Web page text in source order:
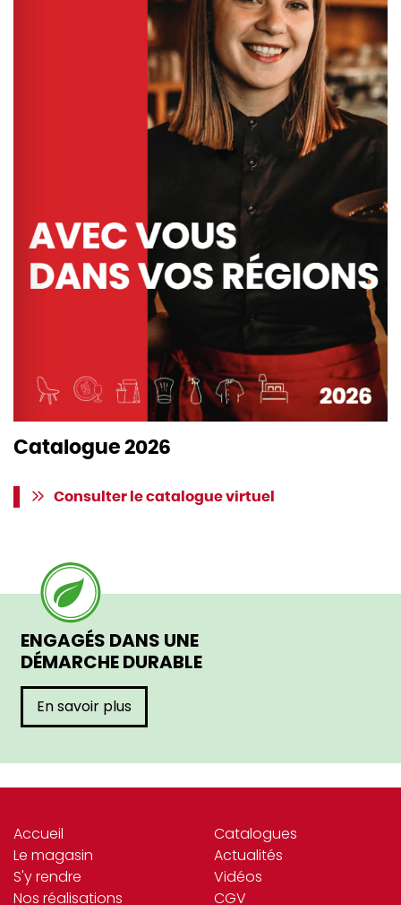
Catalogue 2026
Consulter le catalogue virtuel
ENGAGÉS DANS UNE
DÉMARCHE DURABLE
En savoir plus
Accueil
Le magasin
S'y rendre
Nos réalisations
Catalogues
Actualités
Vidéos
CGV